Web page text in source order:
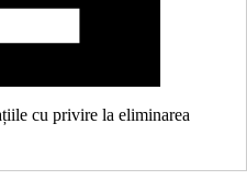
cu privire la eliminarea